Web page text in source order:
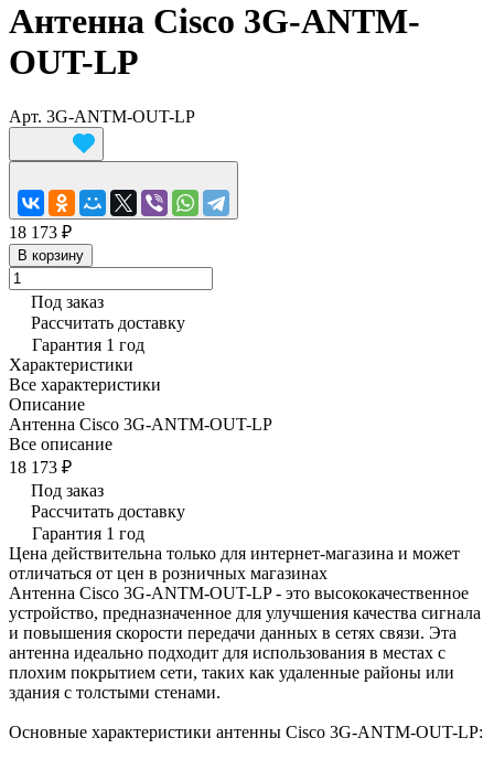
Антенна Cisco 3G-ANTM-
OUT-LP
Арт. 3G-ANTM-OUT-LP
18 173 ₽
В корзину
Под заказ
Рассчитать доставку
Гарантия 1 год
Характеристики
Все характеристики
Описание
Антенна Cisco 3G-ANTM-OUT-LP
Все описание
18 173 ₽
Под заказ
Рассчитать доставку
Гарантия 1 год
Цена действительна только для интернет-магазина и может
отличаться от цен в розничных магазинах
Антенна Cisco 3G-ANTM-OUT-LP - это высококачественное
устройство, предназначенное для улучшения качества сигнала
и повышения скорости передачи данных в сетях связи. Эта
антенна идеально подходит для использования в местах с
плохим покрытием сети, таких как удаленные районы или
здания с толстыми стенами.
Основные характеристики антенны Cisco 3G-ANTM-OUT-LP: